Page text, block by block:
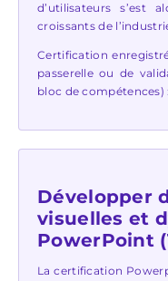
d’utilisateurs s’est
croissants de
Certification
passerelle ou de
bloc de compétences) :
Développer
visuelles et
PowerPoint
La certification